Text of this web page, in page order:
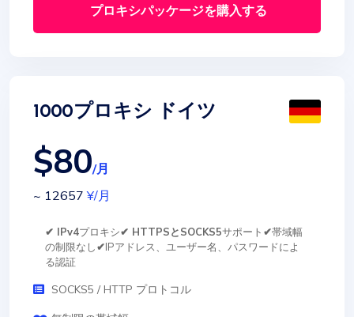
プロキシパッケージを購入する
1000プロキシ ドイツ
$80/月
~ 12657¥/月
✔ IPv4プロキシ✔ HTTPSとSOCKS5サポート ✔帯域幅
の制限なし✔IPアドレス、ユーザー名、パスワードによ
る認証
SOCKS5 / HTTP プロトコル